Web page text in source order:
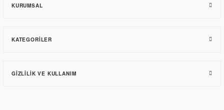
KURUMSAL
KATEGORILER
GIZLILIK VE KULLANIM